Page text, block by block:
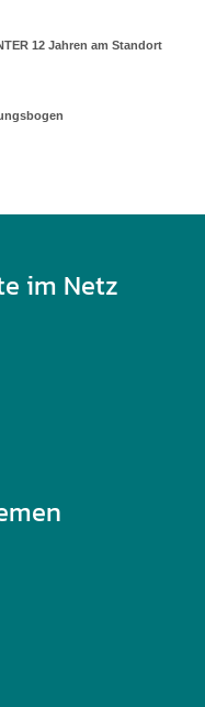
12 Jahren am Standort
im Netz